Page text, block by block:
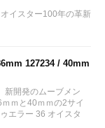
イスター100年の革新
127234 / 40mm
新開発のムーブメン
ｍと40ｍｍの2サイ
エラー 36 オイスタ